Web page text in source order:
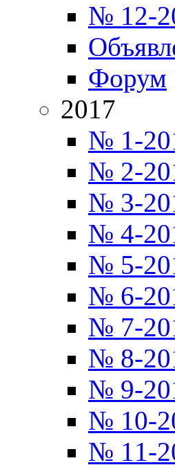
№ 12-
Форум
2017
№ 1-
№ 2-
№ 3-
№ 4-
№ 5-
№ 6-
№ 7-
№ 8-
№ 9-
№ 10-
№ 11-